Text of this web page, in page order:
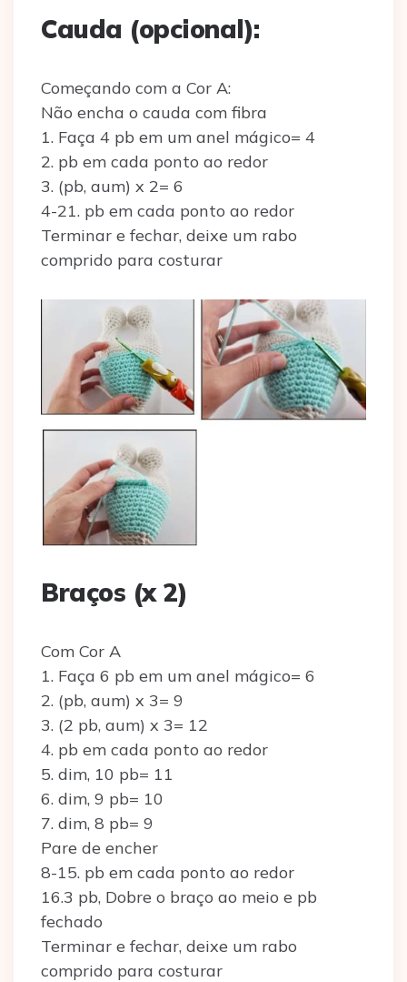
Cauda (opcional):
Começando com a Cor A:
Não encha o cauda com fibra
1. Faça 4 pb em um anel mágico= 4
2. pb em cada ponto ao redor
3. (pb, aum) x 2= 6
4-21. pb em cada ponto ao redor
Terminar e fechar, deixe um rabo
comprido para costurar
Braços (x 2)
Com Cor A
1. Faça 6 pb em um anel mágico= 6
2. (pb, aum) x 3= 9
3. (2 pb, aum) x 3= 12
4. pb em cada ponto ao redor
5. dim, 10 pb= 11
6. dim, 9 pb= 10
7. dim, 8 pb= 9
Pare de encher
8-15. pb em cada ponto ao redor
16.3 pb, Dobre o braço ao meio e pb
fechado
Terminar e fechar, deixe um rabo
comprido para costurar